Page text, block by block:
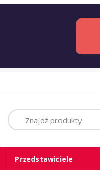
Szukaj
Przedstawiciele